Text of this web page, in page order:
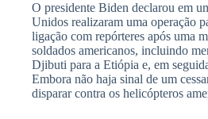
O presidente Biden declarou em
Unidos realizaram uma operação
ligação com repórteres após uma
soldados americanos, incluindo
Djibuti para a Etiópia e, em
Embora não haja sinal de um
disparar contra os helicópteros